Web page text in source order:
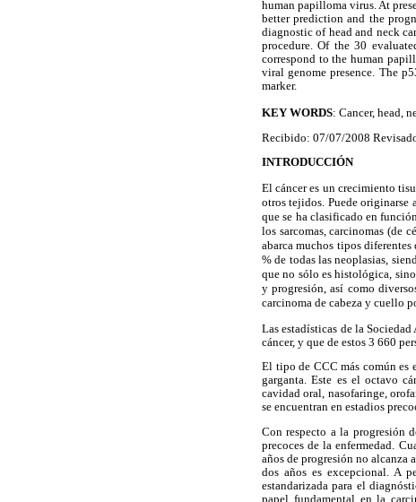
human papilloma virus. At
better prediction and the
diagnostic of head and neck
procedure. Of the 30
correspond to the human
viral genome presence. The
marker.
KEY WORDS: Cancer, head,
Recibido: 07/07/2008
INTRODUCCIÓN
El cáncer es un crecimiento
otros tejidos. Puede
que se ha clasificado en
los sarcomas, carcinomas (de
abarca muchos tipos
% de todas las neoplasias,
que no sólo es histológica,
y progresión, así como
carcinoma de cabeza y cuello
Las estadísticas de la
cáncer, y que de estos 3 660
El tipo de CCC más común es
garganta. Este es el octavo
cavidad oral, nasofaringe,
se encuentran en estadios
Con respecto a la progresión
precoces de la enfermedad.
años de progresión no alcanza
dos años es excepcional. A
estandarizada para el
papel fundamental en la